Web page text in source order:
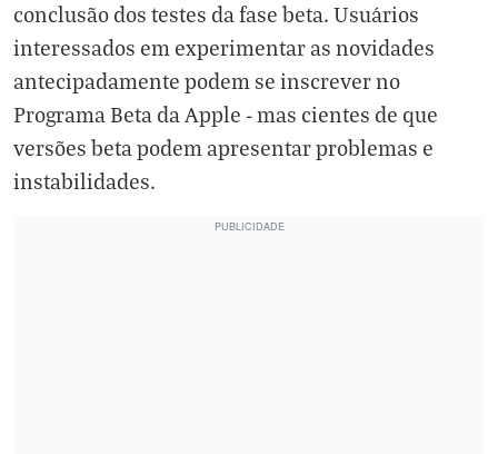
conclusão dos testes da fase beta. Usuários
interessados em experimentar as novidades
antecipadamente podem se inscrever no
Programa Beta da Apple - mas cientes de que
versões beta podem apresentar problemas e
instabilidades.